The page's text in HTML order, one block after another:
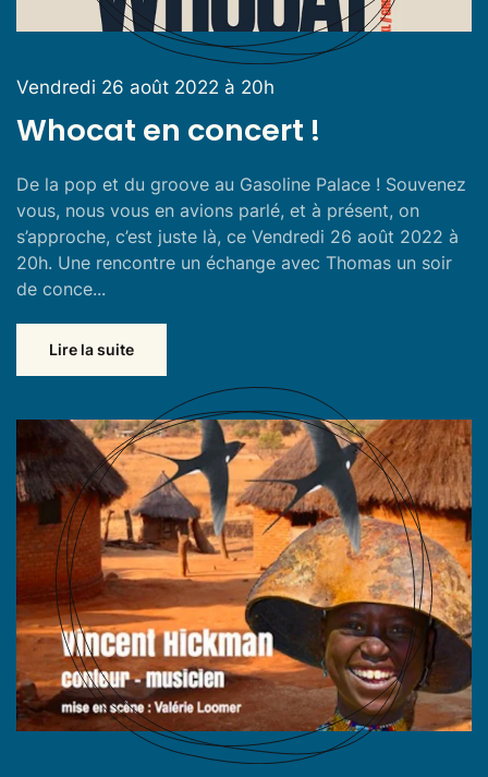
Vendredi 26 août 2022 à 20h
Whocat en concert !
De la pop et du groove au Gasoline Palace ! Souvenez
vous, nous vous en avions parlé, et à présent, on
s’approche, c’est juste là, ce Vendredi 26 août 2022 à
20h. Une rencontre un échange avec Thomas un soir
de conce...
Lire la suite